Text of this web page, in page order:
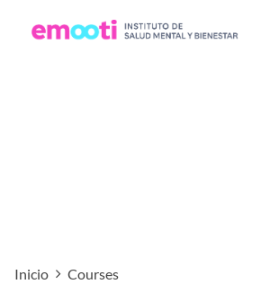
Inicio Courses